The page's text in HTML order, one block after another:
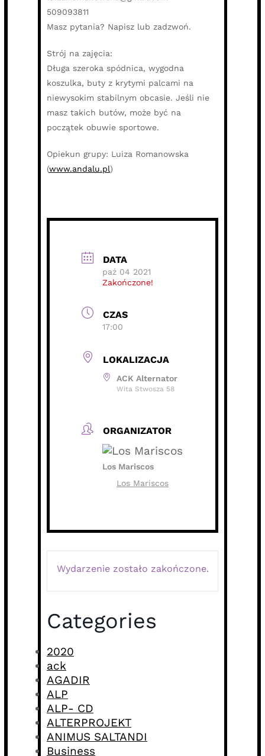
509093811
Masz pytania? Napisz lub zadzwoń.
Strój na zajęcia:
Długa szeroka spódnica, wygodna
koszulka, buty z krytymi palcami na
niewysokim stabilnym obcasie. Jeśli nie
masz takich butów, może być na
początek obuwie sportowe.
Opiekun grupy: Luiza Romanowska
(www.andalu.pl)
DATA
paź 04 2021
Zakończone!
CZAS
17:00
LOKALIZACJA
ACK Alternator
Wita Stwosza 58
ORGANIZATOR
Los Mariscos
Los Mariscos
Wydarzenie zostało zakończone.
Categories
2020
ack
AGADIR
ALP
ALP- CD
ALTERPROJEKT
ANIMUS SALTANDI
Business